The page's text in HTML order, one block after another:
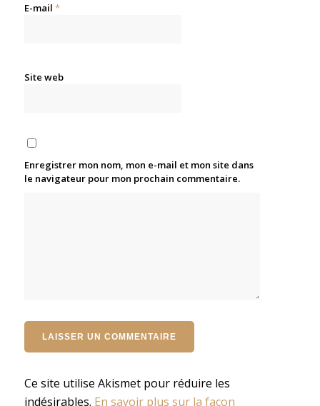
E-mail *
Site web
Enregistrer mon nom, mon e-mail et mon site dans
le navigateur pour mon prochain commentaire.
Ce site utilise Akismet pour réduire les
indésirables. En savoir plus sur la façon